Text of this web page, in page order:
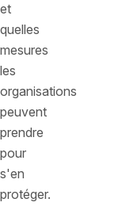
et
quelles
mesures
les
organisations
peuvent
prendre
pour
s'en
protéger.